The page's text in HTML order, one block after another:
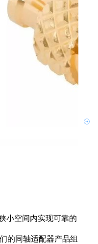
小空间内实现可靠的
的同轴适配器产品组